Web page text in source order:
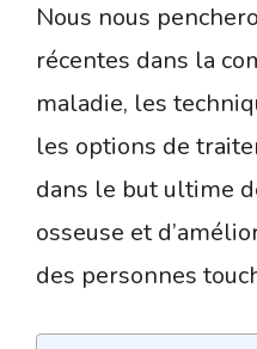
Nous nous
récentes dans la
maladie, les
les options de
dans le but ultime
osseuse et
des personnes